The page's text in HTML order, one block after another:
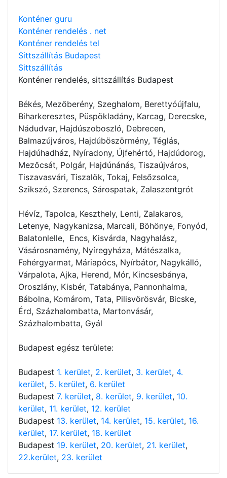
Konténer guru
Konténer rendelés . net
Konténer rendelés tel
Sittszállítás Budapest
Sittszállítás
Konténer rendelés, sittszállítás Budapest
Békés, Mezőberény, Szeghalom, Berettyóújfalu,
Biharkeresztes, Püspökladány, Karcag, Derecske,
Nádudvar, Hajdúszoboszló, Debrecen,
Balmazújváros, Hajdúböszörmény, Téglás,
Hajdúhadház, Nyíradony, Újfehértó, Hajdúdorog,
Mezőcsát, Polgár, Hajdúnánás, Tiszaújváros,
Tiszavasvári, Tiszalök, Tokaj, Felsőzsolca,
Szikszó, Szerencs, Sárospatak, Zalaszentgrót
Hévíz, Tapolca, Keszthely, Lenti, Zalakaros,
Letenye, Nagykanizsa, Marcali, Böhönye, Fonyód,
Balatonlelle, Encs, Kisvárda, Nagyhalász,
Vásárosnamény, Nyíregyháza, Mátészalka,
Fehérgyarmat, Máriapócs, Nyírbátor, Nagykálló,
Várpalota, Ajka, Herend, Mór, Kincsesbánya,
Oroszlány, Kisbér, Tatabánya, Pannonhalma,
Bábolna, Komárom, Tata, Pilisvörösvár, Bicske,
Érd, Százhalombatta, Martonvásár,
Százhalombatta, Gyál
Budapest egész területe:
Budapest 1. kerület, 2. kerület, 3. kerület, 4.
kerület, 5. kerület, 6. kerület
Budapest 7. kerület, 8. kerület, 9. kerület, 10.
kerület, 11. kerület, 12. kerület
Budapest 13. kerület, 14. kerület, 15. kerület, 16.
kerület, 17. kerület, 18. kerület
Budapest 19. kerület, 20. kerület, 21. kerület,
22.kerület, 23. kerület